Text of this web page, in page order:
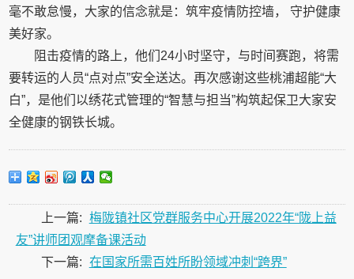
毫不敢怠慢，大家的信念就是：筑牢疫情防控墙， 守护健康
美好家。
阻击疫情的路上，他们24小时坚守，与时间赛跑，将需
要转运的人员“点对点”安全送达。再次感谢这些桃浦超能“大
白”，是他们以绣花式管理的“智慧与担当”构筑起保卫大家安
全健康的钢铁长城。
上一篇: 梅陇镇社区党群服务中心开展2022年“陇上益
友”讲师团观摩备课活动
下一篇: 在国家所需百姓所盼领域冲刺“跨界”